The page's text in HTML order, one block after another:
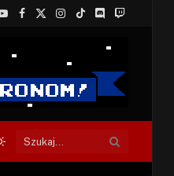
YouTube
Facebook
X
Instagram
TikTokDiscordTwitch